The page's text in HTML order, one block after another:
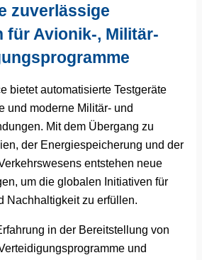
zuverlässige
für Avionik-, Militär-
bietet automatisierte Testgeräte
und moderne Militär- und
Mit dem Übergang zu
der Energiespeicherung und der
entstehen neue
um die globalen Initiativen für
Nachhaltigkeit zu erfüllen.
in der Bereitstellung von
und